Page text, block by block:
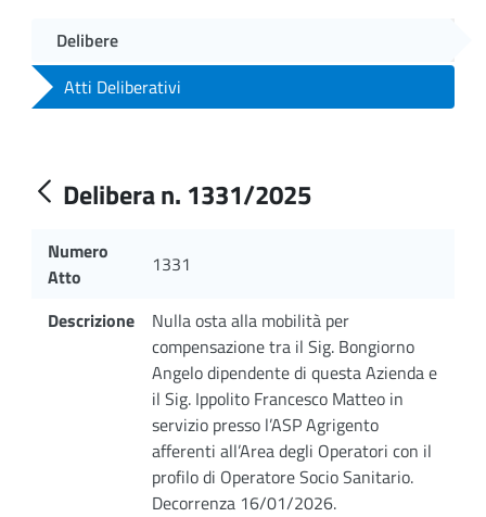
Delibere
Atti Deliberativi
Delibera n. 1331/2025
Numero
Atto
1331
Descrizione
Nulla osta alla mobilità per
compensazione tra il Sig. Bongiorno
Angelo dipendente di questa Azienda e
il Sig. Ippolito Francesco Matteo in
servizio presso l’ASP Agrigento
afferenti all’Area degli Operatori con il
profilo di Operatore Socio Sanitario.
Decorrenza 16/01/2026.